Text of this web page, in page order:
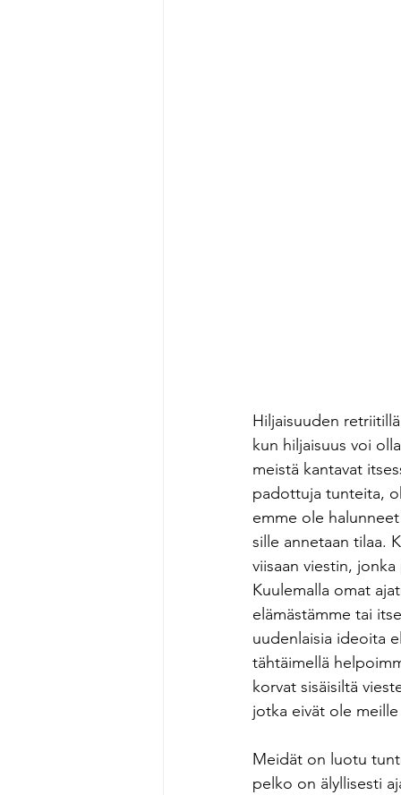
Hiljaisuuden
kun hiljaisuus voi
meistä kantavat
padottuja tunteita,
emme ole
sille annetaan tilaa.
viisaan viestin,
Kuulemalla omat
elämästämme tai
uudenlaisia ideoita
tähtäimellä
korvat sisäisiltä
jotka eivät ole
Meidät on luotu
pelko on älyllisesti